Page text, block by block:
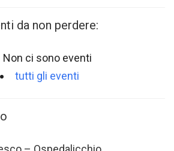
da non perdere:
Non ci sono eventi
tutti gli eventi